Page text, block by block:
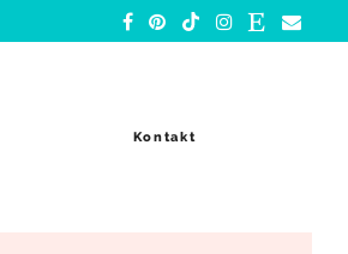
Kontakt